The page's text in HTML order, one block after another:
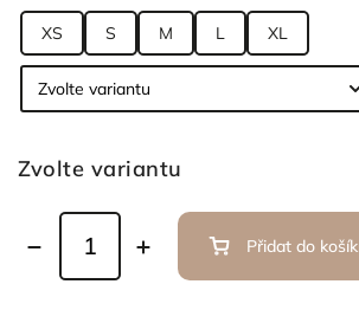
XS S M L XL
Zvolte variantu
Přidat do